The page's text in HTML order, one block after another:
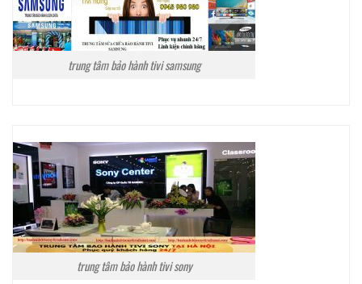
trung tâm bảo hành tivi samsung
trung tâm bảo hành tivi sony